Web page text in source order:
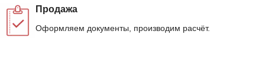
Продажа
Оформляем документы, производим расчёт.